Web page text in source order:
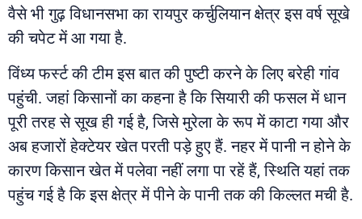
वैसे भी गुढ़ विधानसभा का रायपुर कर्चुलियान क्षेत्र इस वर्ष सूखे
की चपेट में आ गया है.
विंध्य फर्स्ट की टीम इस बात की पुष्टी करने के लिए बरेही गांव
पहुंची. जहां किसानों का कहना है कि सियारी की फसल में धान
पूरी तरह से सूख ही गई है, जिसे मुरेला के रूप में काटा गया और
अब हजारों हेक्टेयर खेत परती पड़े हुए हैं. नहर में पानी न होने के
कारण किसान खेत में पलेवा नहीं लगा पा रहें हैं, स्थिति यहां तक
पहुंच गई है कि इस क्षेत्र में पीने के पानी तक की किल्लत मची है.